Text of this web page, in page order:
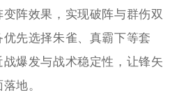
阵效果，实现破阵与群伤双
先选择朱雀、真霸下等套
爆发与战术稳定性，让锋矢
地。